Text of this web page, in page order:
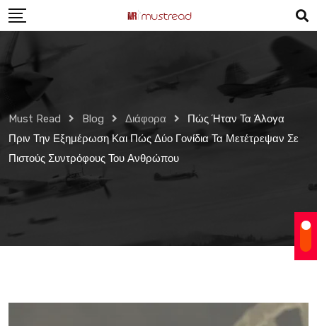
Skip
to
Must Read Blog Διάφορα
Πώς Ήταν Τα Άλογα
Πριν Την Εξημέρωση Και Πώς Δύο Γονίδια Τα Μετέτρεψαν Σε
Πιστούς Συντρόφους Του Ανθρώπου